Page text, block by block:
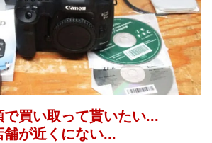
買い取って貰いたい...
舗が近くにない...